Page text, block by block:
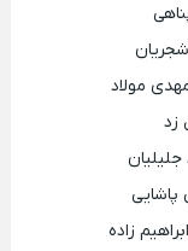
مولاد
زد
زاده